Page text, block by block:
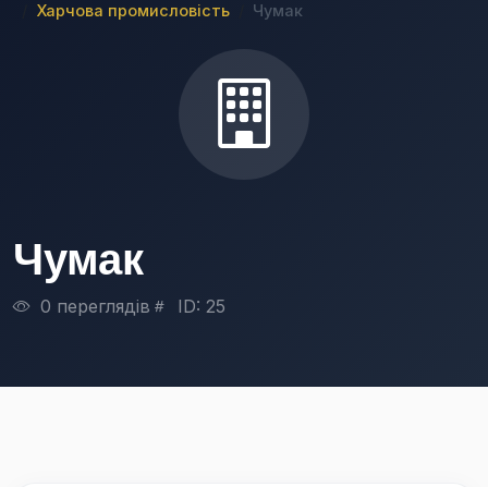
Харчова промисловість
Чумак
Чумак
0 переглядів ID: 25